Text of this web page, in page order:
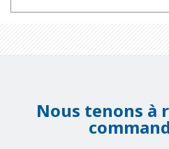
Nous tenons à